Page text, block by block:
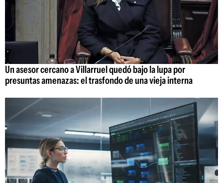
Un asesor cercano a Villarruel quedó bajo la lupa por
presuntas amenazas: el trasfondo de una vieja interna